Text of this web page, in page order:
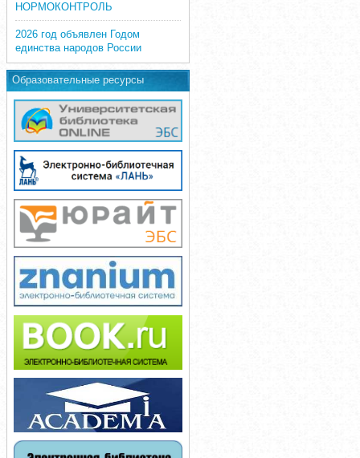
НОРМОКОНТРОЛЬ
2026 год объявлен Годом
единства народов России
Образовательные ресурсы